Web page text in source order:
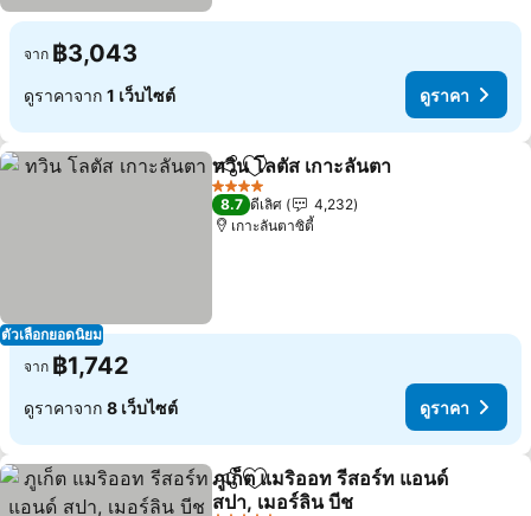
จาก ฿3,043
ดูราคาจาก 1 เว็บไซต์ ดูราคา
ตัวเลือกยอดนิยม
แชร์ เพิ่มในรายการโปรด
ทวิน โลตัส เกาะลันตา
4 ดาว
8.7 ดีเลิศ
4,232
เกาะลันตาซิตี้
จาก ฿1,742
ดูราคาจาก 8 เว็บไซต์ ดูราคา
แชร์ เพิ่มในรายการโปรด
ภูเก็ต แมริออท รีสอร์ท แอนด์
สปา, เมอร์ลิน บีช